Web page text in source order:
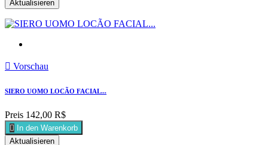
 Vorschau
SIERO UOMO LOCÃO FACIAL...
Preis 142,00 R$
 In den Warenkorb